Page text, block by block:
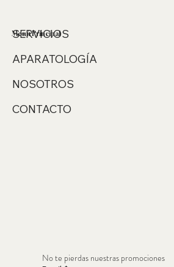
Menú Principal
SERVICIOS
APARATOLOGÍA
NOSOTROS
CONTACTO
No te pierdas nuestras promociones